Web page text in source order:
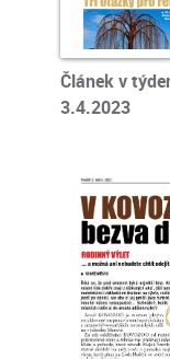
Článek v
3.4.2023